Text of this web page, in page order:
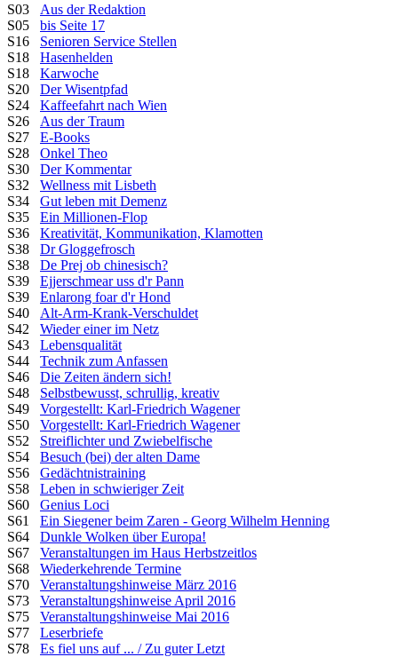
S03 Aus der Redaktion
S05 bis Seite 17
S16 Senioren Service Stellen
S18 Hasenhelden
S18 Karwoche
S20 Der Wisentpfad
S24 Kaffeefahrt nach Wien
S26 Aus der Traum
S27 E-Books
S28 Onkel Theo
S30 Der Kommentar
S32 Wellness mit Lisbeth
S34 Gut leben mit Demenz
S35 Ein Millionen-Flop
S36 Kreativität, Kommunikation, Klamotten
S38 Dr Gloggefrosch
S38 De Prej ob chinesisch?
S39 Ejjerschmear uss d'r Pann
S39 Enlarong foar d'r Hond
S40 Alt-Arm-Krank-Verschuldet
S42 Wieder einer im Netz
S43 Lebensqualität
S44 Technik zum Anfassen
S46 Die Zeiten ändern sich!
S48 Selbstbewusst, schrullig, kreativ
S49 Vorgestellt: Karl-Friedrich Wagener
S50 Vorgestellt: Karl-Friedrich Wagener
S52 Streiflichter und Zwiebelfische
S54 Besuch (bei) der alten Dame
S56 Gedächtnistraining
S58 Leben in schwieriger Zeit
S60 Genius Loci
S61 Ein Siegener beim Zaren - Georg Wilhelm Henning
S64 Dunkle Wolken über Europa!
S67 Veranstaltungen im Haus Herbstzeitlos
S68 Wiederkehrende Termine
S70 Veranstaltungshinweise März 2016
S73 Veranstaltungshinweise April 2016
S75 Veranstaltungshinweise Mai 2016
S77 Leserbriefe
S78 Es fiel uns auf ... / Zu guter Letzt